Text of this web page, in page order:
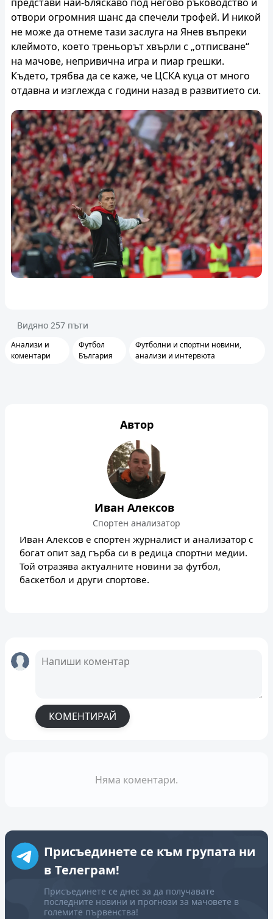
отвори огромния шанс да спечели трофей. И никой
не може да отнеме тази заслуга на Янев въпреки
клеймото, което треньорът хвърли с „отписване“
на мачове, непривична игра и пиар грешки.
Където, трябва да се каже, че ЦСКА куца от много
отдавна и изглежда с години назад в развитието си.
Видяно 257 пъти
Анализи и
коментари
Футбол
България
Футболни и спортни новини,
анализи и интервюта
Автор
Иван Алексов
Спортен анализатор
Иван Алексов е спортен журналист и анализатор с
богат опит зад гърба си в редица спортни медии.
Той отразява актуалните новини за футбол,
баскетбол и други спортове.
КОМЕНТИРАЙ
Няма коментари.
Присъединете се към групата ни
в Телеграм!
Присъединете се днес за да получавате
последните новини и прогнози за мачовете в
големите първенства!